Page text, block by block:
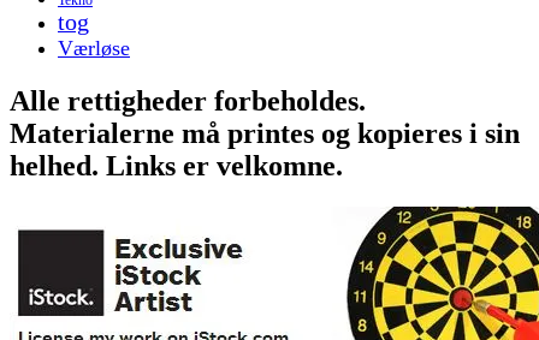
tog
Værløse
Alle rettigheder forbeholdes.
Materialerne må printes og kopieres i sin
helhed. Links er velkomne.